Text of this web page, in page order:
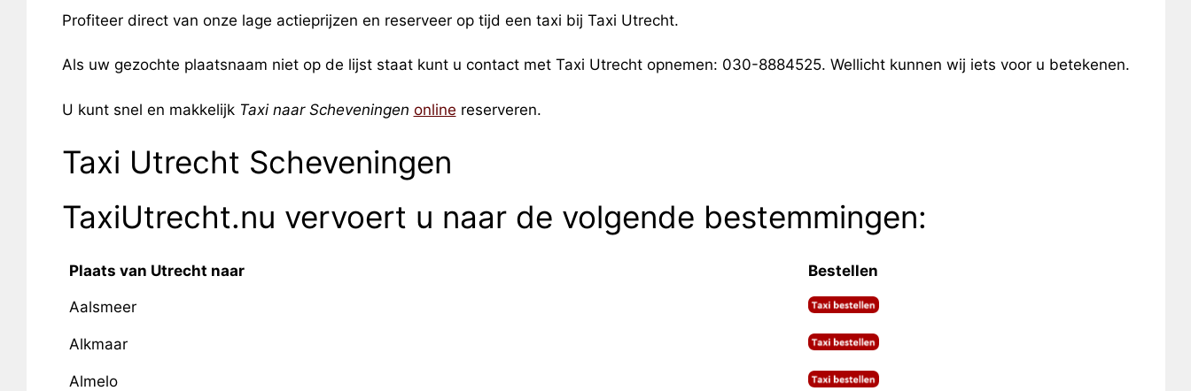
Profiteer direct van onze lage actieprijzen en reserveer op tijd een taxi bij Taxi Utrecht.
Als uw gezochte plaatsnaam niet op de lijst staat kunt u contact met Taxi Utrecht opnemen: 030-8884525. Wellicht kunnen wij iets voor u betekenen.
U kunt snel en makkelijk Taxi naar Scheveningen online reserveren.
Taxi Utrecht Scheveningen
TaxiUtrecht.nu vervoert u naar de volgende bestemmingen:
Plaats van Utrecht naar Bestellen
Aalsmeer
Alkmaar
Almelo